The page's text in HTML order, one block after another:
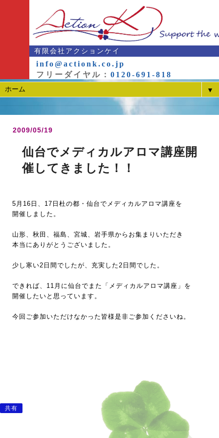
有限会社アクションケイ
info@actionk.co.jp
フリーダイヤル： 0120-691-818
▼
2009/05/19
仙台でメディカルアロマ講座開
催してきました！！
5月16日、17日杜の都・仙台でメディカルアロマ講座を
開催しました。
山形、秋田、福島、宮城、岩手県からお集まりいただき
本当にありがとうございました。
少し寒い2日間でしたが、充実した2日間でした。
できれば、11月に仙台でまた「メディカルアロマ講座」を
開催したいと思っています。
今回ご参加いただけなかった皆様是非ご参加くださいね。
共有